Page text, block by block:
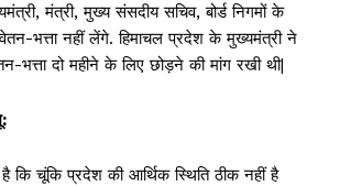
मंत्री, मुख्य संसदीय सचिव, बोर्ड निगमों के
भत्ता नहीं लेंगे. हिमाचल प्रदेश के मुख्यमंत्री ने
भत्ता दो महीने के लिए छोड़ने की मांग रखी थी|
कि चूंकि प्रदेश की आर्थिक स्थिति ठीक नहीं है